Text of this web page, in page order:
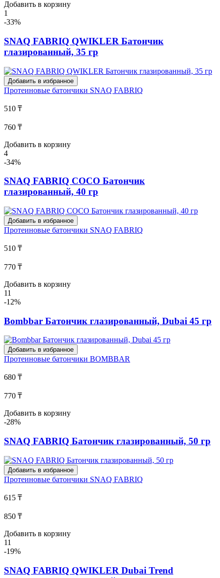
Добавить в корзину
1
-33%
SNAQ FABRIQ QWIKLER Батончик
глазированный, 35 гр
Добавить в избранное
Протеиновые батончики SNAQ FABRIQ
510 ₸
760 ₸
Добавить в корзину
4
-34%
SNAQ FABRIQ COCO Батончик
глазированный, 40 гр
Добавить в избранное
Протеиновые батончики SNAQ FABRIQ
510 ₸
770 ₸
Добавить в корзину
11
-12%
Bombbar Батончик глазированный, Dubai 45 гр
Добавить в избранное
Протеиновые батончики BOMBBAR
680 ₸
770 ₸
Добавить в корзину
-28%
SNAQ FABRIQ Батончик глазированный, 50 гр
Добавить в избранное
Протеиновые батончики SNAQ FABRIQ
615 ₸
850 ₸
Добавить в корзину
11
-19%
SNAQ FABRIQ QWIKLER Dubai Trend